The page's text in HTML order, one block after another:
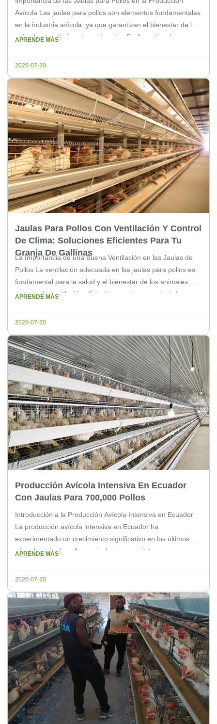
Avícola Las jaulas para pollos son elementos fundamentales
en la industria avícola, ya que garantizan el bienestar de los
animales y optimizan la producción. En Argentina, los
APRENDE MÁS
2026-07-20
Jaulas Para Pollos Con Ventilación Y Control
De Clima: Soluciones Eficientes Para Tu
Granja De Gallinas
La Importancia de una Buena Ventilación en las Jaulas de
Pollos La ventilación adecuada en las jaulas para pollos es
fundamental para la salud y el bienestar de los animales. Un
sistema de ventilación eficiente garantiza una atmósfera
APRENDE MÁS
2026-07-20
Producción Avícola Intensiva En Ecuador
Con Jaulas Para 700,000 Pollos
Introducción a la Producción Avícola Intensiva en Ecuador
La producción avícola intensiva en Ecuador ha
experimentado un crecimiento significativo en los últimos
años. La cría de pollos en jaulas ha permitido una mayor
APRENDE MÁS
2026-07-20